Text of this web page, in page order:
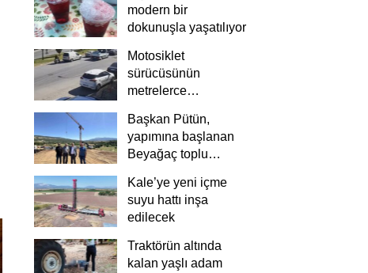
modern bir
dokunuşla yaşatılıyor
Motosiklet
sürücüsünün
metrelerce
güvenlik
kamerasında
Başkan Pütün,
yapımına başlanan
Beyağaç toplu
Kale’ye yeni içme
suyu hattı inşa
edilecek
Traktörün altında
kalan yaşlı adam